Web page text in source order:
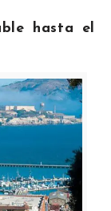
hasta el